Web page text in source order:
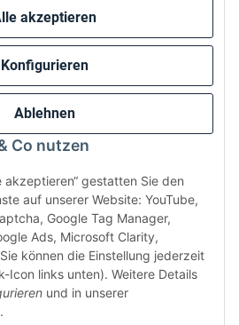
akzeptieren
Konfigurieren
Ablehnen
Co nutzen
akzeptieren“ gestatten Sie den
auf unserer Website: YouTube,
Google Tag Manager,
Ads, Microsoft Clarity,
können die Einstellung jederzeit
Icon links unten). Weitere Details
und in unserer
. USt., zzgl.